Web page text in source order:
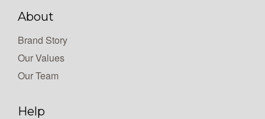
About
Brand Story
Our Values
Our Team
Help